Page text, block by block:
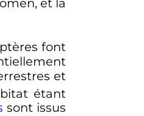
font
et
étant
sont issus